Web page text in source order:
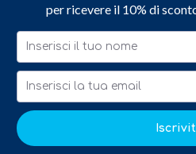
per ricevere il 10% di